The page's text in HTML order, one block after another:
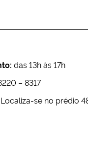
das 13h às 17h
– 8317
Localiza-se no prédio